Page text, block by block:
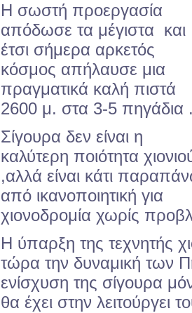
Η σωστή προεργασία
απόδωσε τα μέγιστα και
έτσι σήμερα αρκετός
κόσμος απήλαυσε μια
πραγματικά καλή πιστά
2600 μ. στα 3-5 πηγάδια
Σίγουρα δεν είναι η
καλύτερη ποιότητα
,αλλά είναι κάτι
από ικανοποιητική για
χιονοδρομία χωρίς
Η ύπαρξη της τεχνητής
τώρα την δυναμική των
ενίσχυση της σίγουρα
θα έχει στην λειτούργει